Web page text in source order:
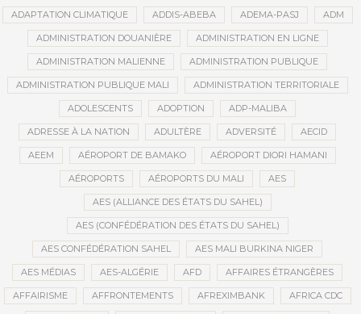
ADAPTATION CLIMATIQUE ADDIS-ABEBA ADEMA-PASJ ADM
ADMINISTRATION DOUANIÈRE ADMINISTRATION EN LIGNE
ADMINISTRATION MALIENNE ADMINISTRATION PUBLIQUE
ADMINISTRATION PUBLIQUE MALI ADMINISTRATION TERRITORIALE
ADOLESCENTS ADOPTION ADP-MALIBA
ADRESSE À LA NATION ADULTÈRE ADVERSITÉ AECID
AEEM AÉROPORT DE BAMAKO AÉROPORT DIORI HAMANI
AÉROPORTS AÉROPORTS DU MALI AES
AES (ALLIANCE DES ÉTATS DU SAHEL)
AES (CONFÉDÉRATION DES ÉTATS DU SAHEL)
AES CONFÉDÉRATION SAHEL AES MALI BURKINA NIGER
AES MÉDIAS AES-ALGÉRIE AFD AFFAIRES ÉTRANGÈRES
AFFAIRISME AFFRONTEMENTS AFREXIMBANK AFRICA CDC